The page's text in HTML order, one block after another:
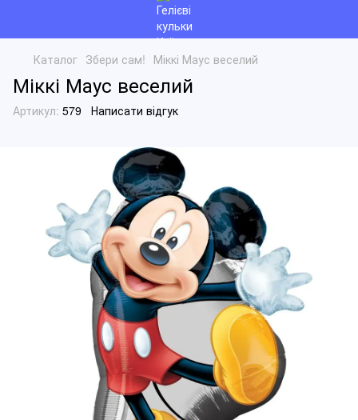
Каталог Збери сам! Міккі Маус веселий
Міккі Маус веселий
Артикул: 579 Написати відгук